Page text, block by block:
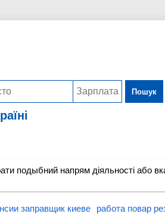
Пошук
подыбний напрям діяльності або
заправщик киеве
работа повар